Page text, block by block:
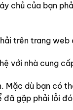
chủ của bạn
trên trang web
với nhà cung
Mặc dù bạn có
gặp phải lỗi